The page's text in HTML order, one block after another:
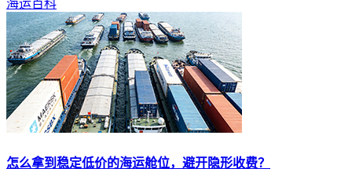
海运百科
怎么拿到稳定低价的海运舱位，避开隐形收费？